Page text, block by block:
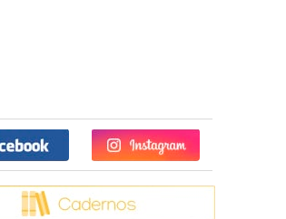
Facebook Twitter